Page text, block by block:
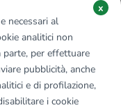
necessari al
analitici non
parte, per effettuare
pubblicità, anche
e di profilazione,
i cookie
x